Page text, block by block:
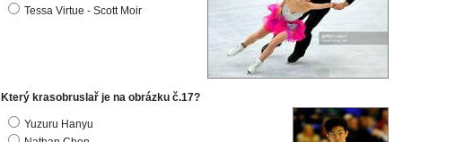
Tessa Virtue - Scott Moir
Který krasobruslař je na obrázku č.17?
Yuzuru Hanyu